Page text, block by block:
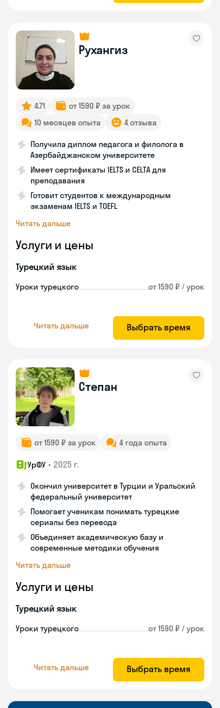
Рухангиз
4.71
от 1590 ₽ за урок
10 месяцев опыта
4 отзыва
Получила диплом педагога и филолога в
Азербайджанском университете
Имеет сертификаты IELTS и CELTA для
преподавания
Готовит студентов к международным
экзаменам IELTS и TOEFL
Читать дальше
Услуги и цены
Турецкий язык
Уроки турецкого от 1590 ₽ / урок
Читать дальше Выбрать время
Степан
от 1590 ₽ за урок 4 года опыта
УрФУ • 2025 г.
Окончил университет в Турции и Уральский
федеральный университет
Помогает ученикам понимать турецкие
сериалы без перевода
Объединяет академическую базу и
современные методики обучения
Читать дальше
Услуги и цены
Турецкий язык
Уроки турецкого от 1590 ₽ / урок
Читать дальше Выбрать время